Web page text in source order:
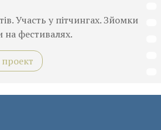
Участь у пітчингах. Зйомки
на фестивалях.